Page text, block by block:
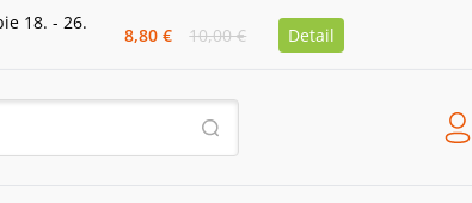
18. - 26.
8,80 € 10,00 € Detail